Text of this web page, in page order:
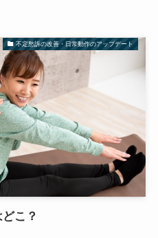
不定愁訴の改善・日常動作のアップデート
こ？